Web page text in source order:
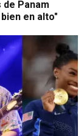
Panam
en alto"